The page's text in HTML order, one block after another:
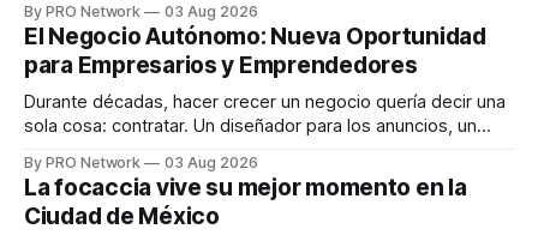
INTERIUS, el problema suele estar en otro lugar. Durante
una entrevista para el podcast SER PRO, el especialista en
marketing digital explicó que
By PRO Network 03 Aug 2026
El Negocio Autónomo: Nueva Oportunidad
para Empresarios y Emprendedores
Durante décadas, hacer crecer un negocio quería decir una
sola cosa: contratar. Un diseñador para los anuncios, un
para los textos, alguien que supiera de publicidad digital
para encontrar prospectos, un vendedor para atender
llamadas y mensajes, y —con suerte— una persona
By PRO Network 03 Aug 2026
La focaccia vive su mejor momento en la
Ciudad de México